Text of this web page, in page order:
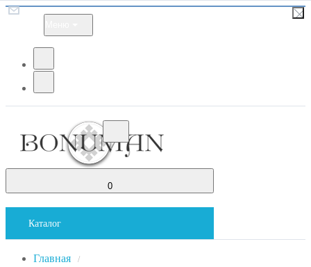
0
Каталог
Главная /